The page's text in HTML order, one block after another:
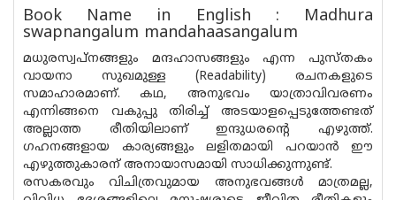
Book Name in English : Madhura
swapnangalum mandahaasangalum
മധുരസ്വ‌പ്നങ്ങളും മന്ദഹാസങ്ങളും എന്ന പുസ്‌തകം
വായനാ സുഖമുള്ള (Readability) രചനകളുടെ
സമാഹാരമാണ്. കഥ, അനുഭവം യാത്രാവിവരണം
എന്നിങ്ങനെ വകുപ്പു തിരിച്ച് അടയാളപ്പെടുത്തേണ്ടത്
അല്ലാത്ത രീതിയിലാണ് ഇന്ദുധരന്റെ എഴുത്ത്.
ഗഹനങ്ങളായ കാര്യങ്ങളും ലളിതമായി പറയാൻ ഈ
എഴുത്തുകാരന് അനായാസമായി സാധിക്കുന്നുണ്ട്.
രസകരവും വിചിത്രവുമായ അനുഭവങ്ങൾ മാത്രമല്ല,